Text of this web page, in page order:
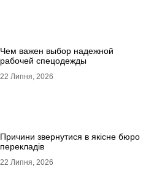
Чем важен выбор надежной
рабочей спецодежды
22 Липня, 2026
Причини звернутися в якісне бюро
перекладів
22 Липня, 2026